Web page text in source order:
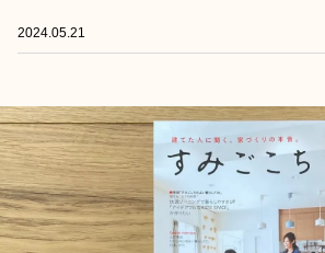
法人向けリノベ
リノベ料金プラン
メディア掲載
2024.05.21